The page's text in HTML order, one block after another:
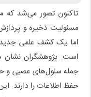
تاکنون تصور می‌شد که
مسئولیت ذخیره و
اما یک کشف علمی
است. پژوهشگران نشان
جمله سلول‌های عصبی و
حفظ اطلاعات را دارند.